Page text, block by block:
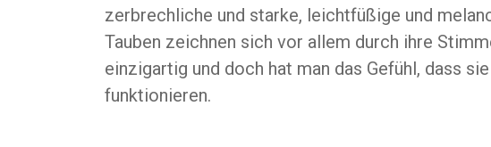
zerbrechliche und starke, leichtfüßige und
Tauben zeichnen sich vor allem durch ihre
einzigartig und doch hat man das Gefühl, dass
funktionieren.